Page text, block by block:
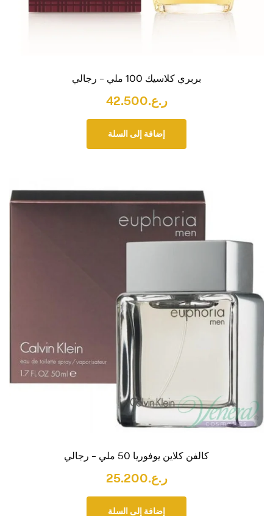
بربري كلاسيك 100 ملي – رجالي
ر.ع.42.500
إضافة إلى السلة
كالفن كلاين يوفوريا 50 ملي – رجالي
ر.ع.25.200
إضافة إلى السلة